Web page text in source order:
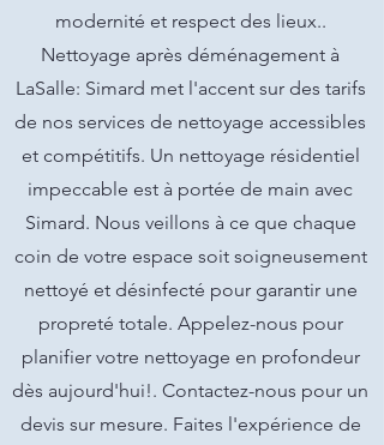
modernité et respect des lieux..
Nettoyage après déménagement à
LaSalle: Simard met l'accent sur des tarifs
de nos services de nettoyage accessibles
et compétitifs. Un nettoyage résidentiel
impeccable est à portée de main avec
Simard. Nous veillons à ce que chaque
coin de votre espace soit soigneusement
nettoyé et désinfecté pour garantir une
propreté totale. Appelez-nous pour
planifier votre nettoyage en profondeur
dès aujourd'hui!. Contactez-nous pour un
devis sur mesure. Faites l'expérience de